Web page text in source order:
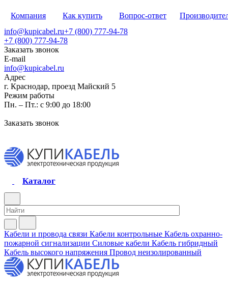
Компания Как купить Вопрос-ответ
info@kupicabel.ru+7 (800) 777-94-78
+7 (800) 777-94-78
Заказать звонок
E-mail
info@kupicabel.ru
Адрес
г. Краснодар, проезд Майский 5
Режим работы
Пн. – Пт.: с 9:00 до 18:00
Заказать звонок
Каталог
Кабели и провода связи Кабели контрольные Кабель охранно-
пожарной сигнализации Силовые кабели Кабель гибридный
Кабель высокого напряжения Провод неизолированный